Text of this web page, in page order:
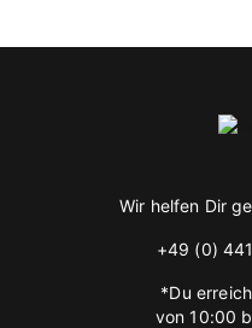
Wir helfen Dir
+49 (0)
*Du
von 10:00